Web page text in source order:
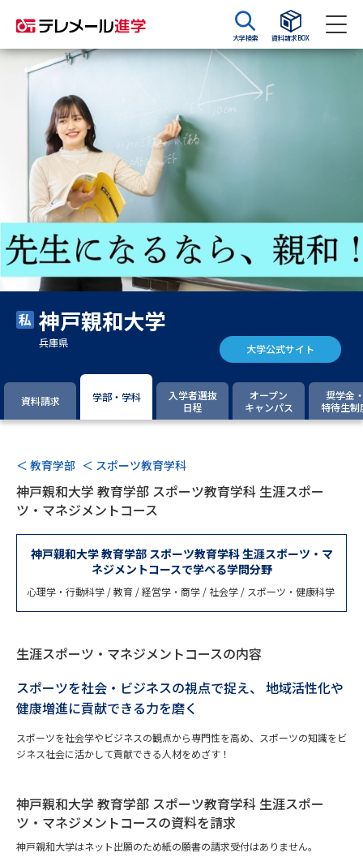
大学検索 資料請求BOX
資料検索
大学・短大の資料種類から請求
大学パンフ 学部・学科パンフ
総合型選抜・学校推薦型選抜 募
集要項＆願書
大学入学共通テスト利用選抜の
募集要項＆願書
過去問題集
大学・短大以外の資料から請求
大学院の資料請求
留学・進学関連、塾・予備校
大学入学共通テスト「受験案
内」の請求
配慮案内」の請求
幼稚園教員資格認定試験 小学校教員資格認定試験
高等学校（情報）教員資格認定
試験
大学研究 大学検索
新増設大学・学部・学科特集
国際・グローバルに強い大学特
データサイエンス特集 奨学金・特待生制度特集
デジタルパンフレット 進路の３択
新学年スタート号特集ページ
（高3生用）
新学年スタート号特集ページ
神戸親和大学
兵庫県 大学公式サイト
資料請求 学部・学科
入学者選抜
日程
オープン
キャンパス
奨学金
特待生制
＜ 教育学部 ＜ スポーツ教育学科
神戸親和大学 教育学部 スポーツ教育学科 生涯スポー
ツ・マネジメントコース
神戸親和大学 教育学部 スポーツ教育学科 生涯スポーツ・マ
ネジメントコースで学べる学問分野
心理学・行動科学 / 教育 / 経営学・商学 / 社会学 / スポーツ・健康科学
生涯スポーツ・マネジメントコースの内容
スポーツを社会・ビジネスの視点で捉え、 地域活性化や
健康増進に貢献できる力を磨く
スポーツを社会学やビジネスの観点から専門性を高め、スポーツの知識をビ
ジネス社会に活かして貢献できる人材をめざす！
神戸親和大学 教育学部 スポーツ教育学科 生涯スポー
ツ・マネジメントコースの資料を請求
神戸親和大学はネット出願のため紙の願書の請求受付はありません。